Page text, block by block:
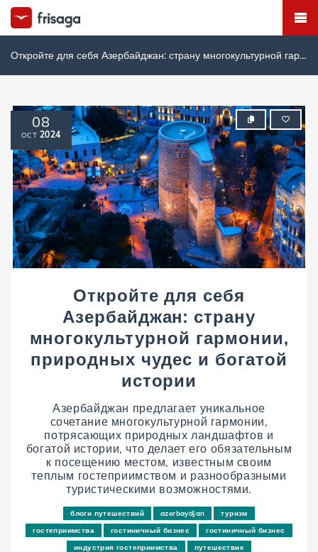
Откройте для себя Азербайджан: страну многокультурной гармонии, природных чудес и богатой истории
Откройте для себя
Азербайджан: страну
многокультурной гармонии,
природных чудес и богатой
истории
Азербайджан предлагает уникальное
сочетание многокультурной гармонии,
потрясающих природных ландшафтов и
богатой истории, что делает его обязательным
к посещению местом, известным своим
теплым гостеприимством и разнообразными
туристическими возможностями.
блоги путешествий azerbaydjan
туризм
гостеприимства
гостиничный бизнес
гостиничный бизнес
индустрия гостеприимства
путешествие
08
OCT 2024